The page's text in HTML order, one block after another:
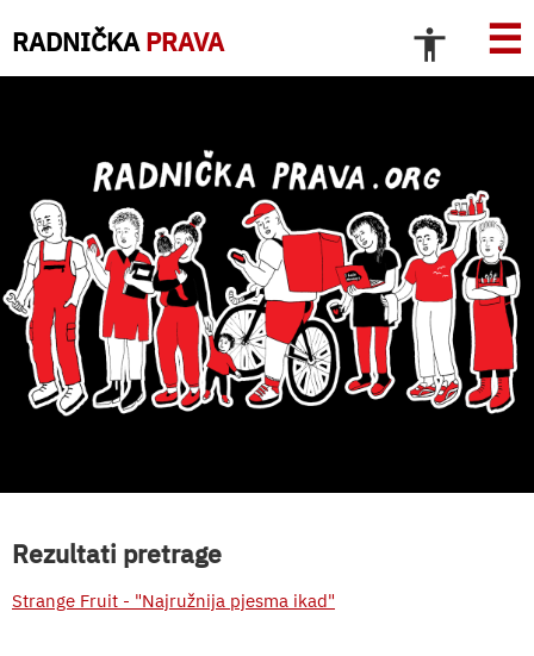
RADNIČKA PRAVA ☰
Rezultati pretrage
Strange Fruit - "Najružnija pjesma ikad"